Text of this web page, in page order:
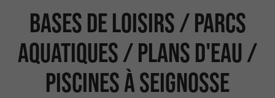
Bases de Loisirs / Parcs
aquatiques / Plans d'eau /
Piscines à Seignosse